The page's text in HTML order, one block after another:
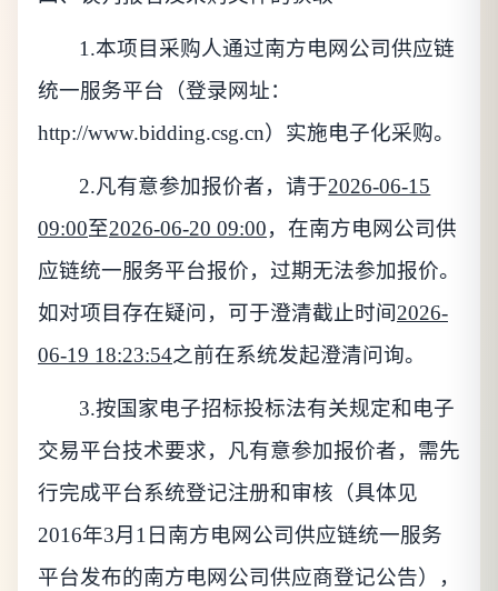
1.本项目采购人通过南方电网公司供应链
统一服务平台（登录网址：
http://www.bidding.csg.cn）实施电子化采购。
2.凡有意参加报价者，请于2026-06-15
09:00至2026-06-20 09:00，在南方电网公司供
应链统一服务平台报价，过期无法参加报价。
如对项目存在疑问，可于澄清截止时间2026-
06-19 18:23:54之前在系统发起澄清问询。
3.按国家电子招标投标法有关规定和电子
交易平台技术要求，凡有意参加报价者，需先
行完成平台系统登记注册和审核（具体见
2016年3月1日南方电网公司供应链统一服务
平台发布的南方电网公司供应商登记公告），